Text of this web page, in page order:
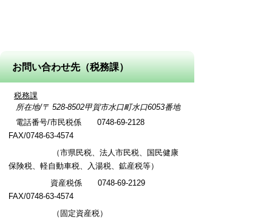
お問い合わせ先（税務課）
税務課
所在地/〒 528-8502甲賀市水口町水口6053番地
電話番号/市民税係 0748-69-2128
FAX/0748-63-4574
（市県民税、法人市民税、国民健康
保険税、軽自動車税、入湯税、鉱産税等）
資産税係 0748-69-2129
FAX/0748-63-4574
（固定資産税）